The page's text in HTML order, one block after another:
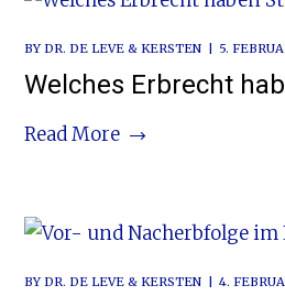
BYDR. DE LEVE & KERSTEN 5.
Welches Erbrecht
Read More
BYDR. DE LEVE & KERSTEN 4.